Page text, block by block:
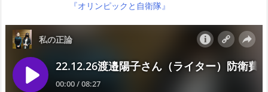
『オリンピックと自衛隊』